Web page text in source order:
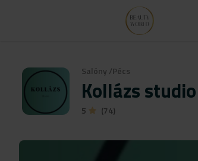
Salóny /Pécs
Kollázs studio
5 (74)